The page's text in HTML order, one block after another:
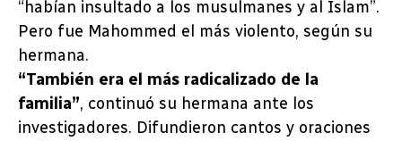
“habían insultado a los musulmanes y al Islam”.
Pero fue Mahommed el más violento, según su
hermana.
“También era el más radicalizado de la
familia”, continuó su hermana ante los
investigadores. Difundieron cantos y oraciones